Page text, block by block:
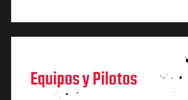
Equipos y Pilotos